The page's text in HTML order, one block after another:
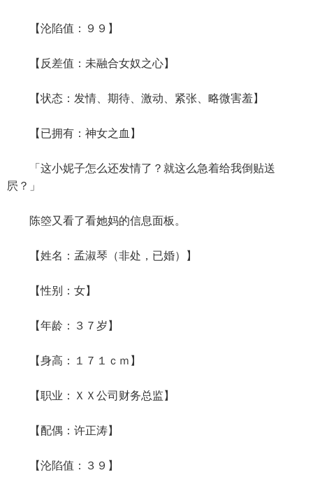
【沦陷值：９９】
【反差值：未融合女奴之心】
【状态：发情、期待、激动、紧张、略微害羞】
【已拥有：神女之血】
「这小妮子怎么还发情了？就这么急着给我倒贴送
屄？」
陈箜又看了看她妈的信息面板。
【姓名：孟淑琴（非处，已婚）】
【性别：女】
【年龄：３７岁】
【身高：１７１ｃｍ】
【职业：ＸＸ公司财务总监】
【配偶：许正涛】
【沦陷值：３９】